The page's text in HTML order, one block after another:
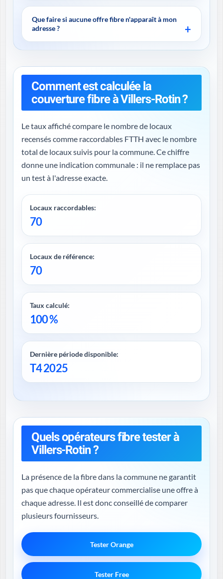
Que faire si aucune offre fibre n'apparaît à mon
adresse ?
Comment est calculée la
couverture fibre à Villers-Rotin ?
Le taux affiché compare le nombre de locaux
recensés comme raccordables FTTH avec le nombre
total de locaux suivis pour la commune. Ce chiffre
donne une indication communale : il ne remplace pas
un test à l'adresse exacte.
Locaux raccordables:
70
Locaux de référence:
70
Taux calculé:
100 %
Dernière période disponible:
T4 2025
Quels opérateurs fibre tester à
Villers-Rotin ?
La présence de la fibre dans la commune ne garantit
pas que chaque opérateur commercialise une offre à
chaque adresse. Il est donc conseillé de comparer
plusieurs fournisseurs.
Tester Orange
Tester Free